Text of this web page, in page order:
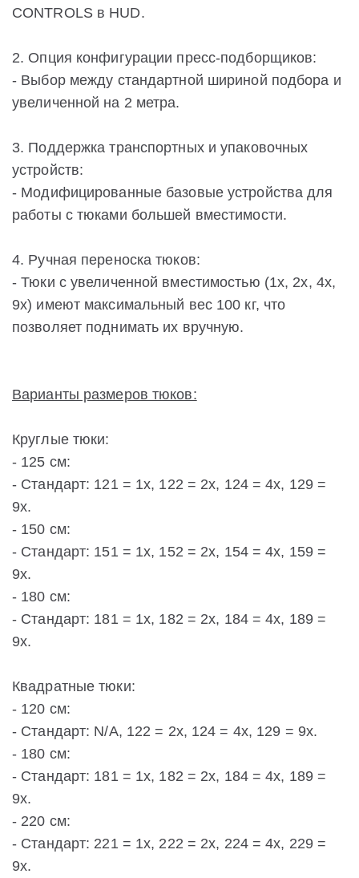
CONTROLS в HUD.
2. Опция конфигурации пресс-подборщиков:
- Выбор между стандартной шириной подбора и
увеличенной на 2 метра.
3. Поддержка транспортных и упаковочных
устройств:
- Модифицированные базовые устройства для
работы с тюками большей вместимости.
4. Ручная переноска тюков:
- Тюки с увеличенной вместимостью (1х, 2х, 4х,
9х) имеют максимальный вес 100 кг, что
позволяет поднимать их вручную.
Варианты размеров тюков:
Круглые тюки:
- 125 см:
- Стандарт: 121 = 1х, 122 = 2х, 124 = 4х, 129 =
9х.
- 150 см:
- Стандарт: 151 = 1х, 152 = 2х, 154 = 4х, 159 =
9х.
- 180 см:
- Стандарт: 181 = 1х, 182 = 2х, 184 = 4х, 189 =
9х.
Квадратные тюки:
- 120 см:
- Стандарт: N/A, 122 = 2х, 124 = 4х, 129 = 9х.
- 180 см:
- Стандарт: 181 = 1х, 182 = 2х, 184 = 4х, 189 =
9х.
- 220 см:
- Стандарт: 221 = 1х, 222 = 2х, 224 = 4х, 229 =
9х.